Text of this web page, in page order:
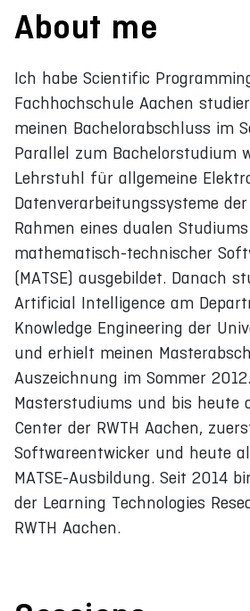
About me
Ich habe Scientific
Fachhochschule Aachen
meinen Bachelorabschluss im
Parallel zum Bachelorstudium
Lehrstuhl für allgemeine
Datenverarbeitungssysteme
Rahmen eines dualen
mathematisch-technischer
(MATSE) ausgebildet. Danach
Artificial Intelligence am
Knowledge Engineering der
und erhielt meinen
Auszeichnung im Sommer
Masterstudiums und bis heute
Center der RWTH Aachen,
Softwareentwicker und heute
MATSE-Ausbildung. Seit 2014
der Learning Technologies
RWTH Aachen.